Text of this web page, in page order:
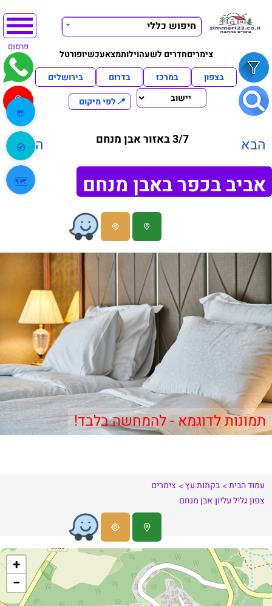
חיפוש כללי
צימריםחדרים לשעהוילותמצאעכשיופורטל
פרסום
בצפון במרכז בדרום
בירושלים
📍לפי מיקום
הבא 3/7 באזור אבן מנחם הקודם
אביב בכפר באבן מנחם
תמונות לדוגמא - להמחשה בלבד!
עמוד הבית בקתות עץ
צימרים
צפוןגליל עליון אבן מנחם
+
−
💬
🧭
🗺️